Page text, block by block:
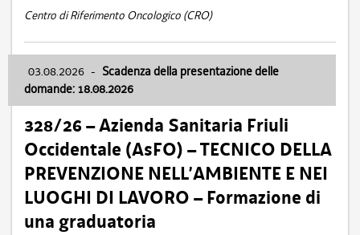
Centro di Riferimento Oncologico (CRO)
03.08.2026 - Scadenza della presentazione delle
domande: 18.08.2026
328/26 – Azienda Sanitaria Friuli
Occidentale (AsFO) – TECNICO DELLA
PREVENZIONE NELL’AMBIENTE E NEI
LUOGHI DI LAVORO – Formazione di
una graduatoria